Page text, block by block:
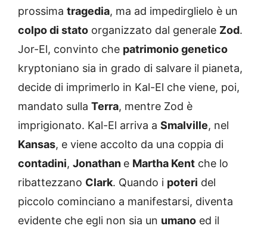
prossima tragedia, ma ad impedirglielo è un
colpo di stato organizzato dal generale Zod.
Jor-El, convinto che patrimonio genetico
kryptoniano sia in grado di salvare il pianeta,
decide di imprimerlo in Kal-El che viene, poi,
mandato sulla Terra, mentre Zod è
imprigionato. Kal-El arriva a Smalville, nel
Kansas, e viene accolto da una coppia di
contadini, Jonathan e Martha Kent che lo
ribattezzano Clark. Quando i poteri del
piccolo cominciano a manifestarsi, diventa
evidente che egli non sia un umano ed il